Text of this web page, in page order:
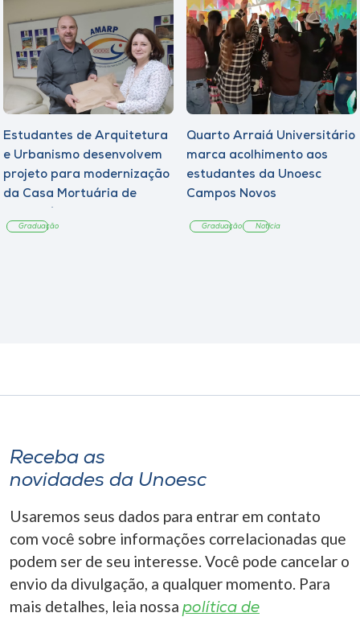
Estudantes de Arquitetura
e Urbanismo desenvolvem
projeto para modernização
da Casa Mortuária de
Graduação
Quarto Arraiá Universitário
marca acolhimento aos
estudantes da Unoesc
Campos Novos
Graduação Notícia
Receba as
novidades da Unoesc
Usaremos seus dados para entrar em contato
com você sobre informações correlacionadas que
podem ser de seu interesse. Você pode cancelar o
envio da divulgação, a qualquer momento. Para
mais detalhes, leia nossa política de